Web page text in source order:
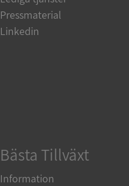
Pressmaterial
Linkedin
Bästa Tillväxt
Information
de.syna.se
.youtube.com